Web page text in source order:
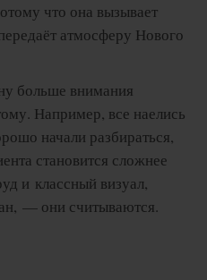
что она вызывает
атмосферу Нового
больше внимания
Например, все наелись
начали разбираться,
становится сложнее
и классный визуал,
— они считываются.